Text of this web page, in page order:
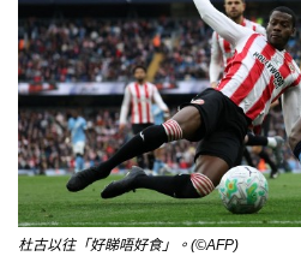
杜古以往「好睇唔好食」。(©AFP)